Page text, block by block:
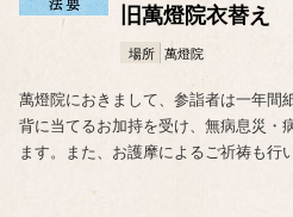
旧萬燈院衣替え
場所 萬燈院
萬燈院におきまして、参詣者は一年間
背に当てるお加持を受け、無病息災・
ます。また、お護摩によるご祈祷も行